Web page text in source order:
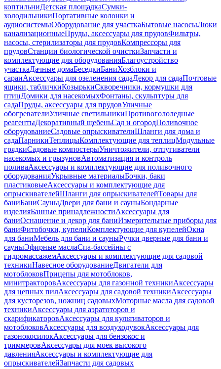
коптильниДетская площадкаСумки-
холодильникиПортативные колонки и
аудиосистемыОборудование для участкаБытовые насосыЛюки
канализационныеПруды, аксессуары для прудовФильтры,
насосы, стерилизаторы для прудовКомпрессоры для
прудовСтанции биологической очисткиЗапчасти и
комплектующие для оборудованияБлагоустройство
участкаДачные домаБеседкиБаниХозблоки и
сараиАксессуары для озеленения садаДекор для садаПочтовые
ящики, табличкиКозырькиСкворечники, кормушки для
птицДомики для насекомыхФонтаны, скульптуры для
садаПруды, аксессуары для прудовУличные
обогревателиУличные светильникиПротивогололедные
реагентыДекоративный щебеньСад и огородПоливочное
оборудованиеСадовые опрыскивателиШланги для дома и
садаПарникиТеплицыКомплектующие для теплицМодульные
грядкиСадовые компостерыУничтожители, отпугиватели
насекомых и грызуновАвтоматизация и контроль
поливаАксессуары и комплектующие для поливочного
оборудованияУкрывные материалыБочки, баки
пластиковыеАксессуары и комплектующие для
опрыскивателейШланги для опрыскивателейТовары для
баниБаниСауныДвери для бани и сауныБондарные
изделияБанные принадлежностиАксессуары для
баниОснащение и декор для баниИзмерительные приборы для
баниФитобочки, купелиКомплектующие для купелейОкна
для баниМебель для бани и сауныРучки дверные для бани и
сауныЭфирные маслаСпа-бассейны с
гидромассажемАксессуары и комплектующие для садовой
техникиНавесное оборудованиеДвигатели для
мотоблоковПрицепы для мотоблоков,
минитракторовАксессуары для газонной техникиАксессуары
для цепных пилАксессуары для садовой техникиАксессуары
для кусторезов, ножниц садовыхМоторные масла для садовой
техникиАксессуары для аэратоторов и
скарификаторовАксессуары для культиваторов и
мотоблоковАксессуары для воздуходувокАксессуары для
газонокосилокАксессуары для бензокос и
триммеровАксессуары для моек высокого
давленияАксессуары и комплектующие для
опрыскивателейЗапчасти для садовых